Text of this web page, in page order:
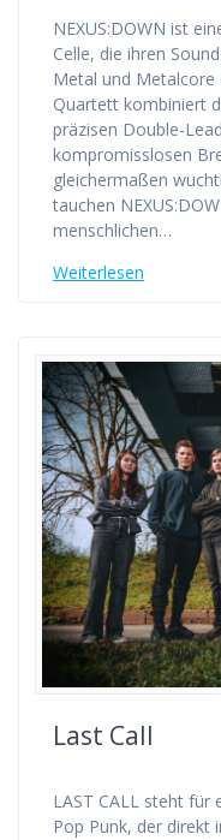
NEXUS:DOWN ist
Celle, die ihren
Metal und
Quartett kombiniert
präzisen Double-
kompromisslosen
gleichermaßen
tauchen
menschlichen…
Weiterlesen
Last Call
LAST CALL steht für
Pop Punk, der direkt